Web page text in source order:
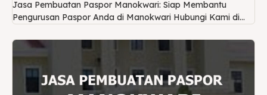
Jasa Pembuatan Paspor Manokwari: Siap Membantu
Pengurusan Paspor Anda di Manokwari Hubungi Kami di...